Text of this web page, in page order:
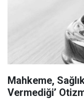
Mahkeme,
Vermediği’